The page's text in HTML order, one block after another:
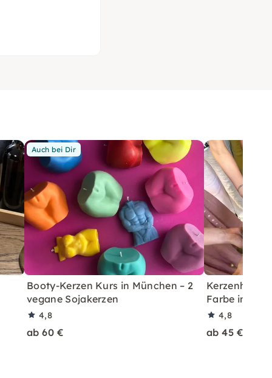
Auch bei Dir
Booty-Kerzen Kurs in München – 2
vegane Sojakerzen
4,8
ab 60 €
Farbe in
4,8
ab 45 €